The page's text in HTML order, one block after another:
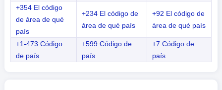
+354 El código
de área de qué
país
+234 El código de
área de qué país
+92 El código de
área de qué país
+1-473 Código
de país
+599 Código de
país
+7 Código de
país